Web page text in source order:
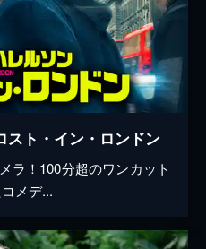
ト・イン・ロンドン
ラ！100分超のワンカット
メデ...